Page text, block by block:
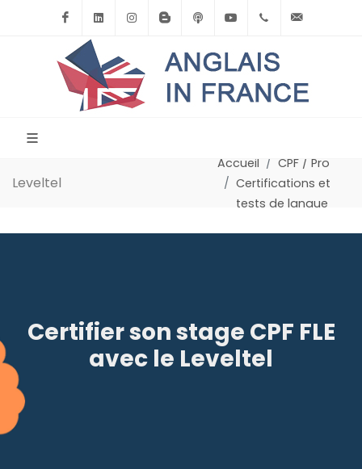
FacebookLinkedinInstagramBlogSpotPodcastYoutube
Leveltel
Accueil
CPF / Pro
Certifications et
tests de langue
Certifier son stage CPF FLE
avec le Leveltel